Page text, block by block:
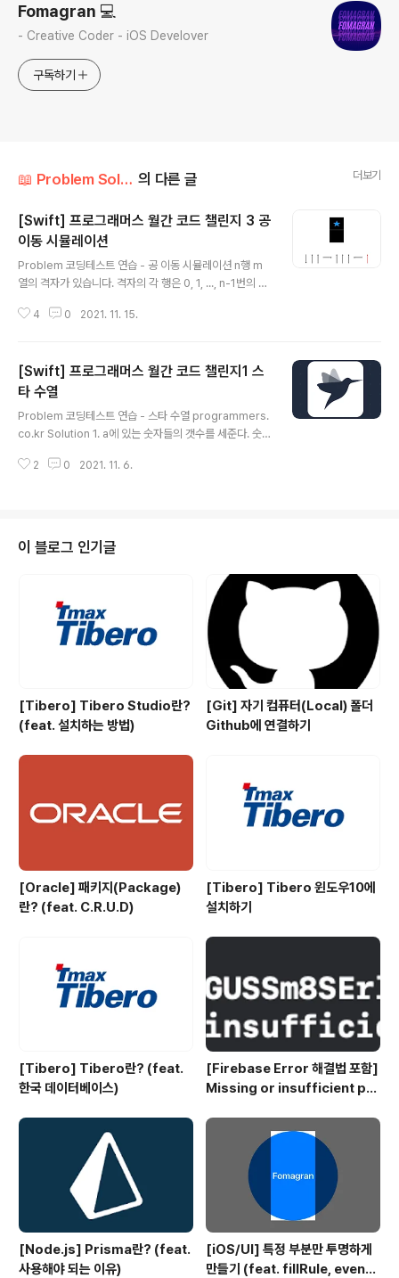
Fomagran 💻
- Creative Coder - iOS Develover
구독하기
📖 Problem Solution/Programmers 의 다른 글 더보기
[Swift] 프로그래머스 월간 코드 챌린지 3 공
이동 시뮬레이션
Problem 코딩테스트 연습 - 공 이동 시뮬레이션 n행 m
열의 격자가 있습니다. 격자의 각 행은 0, 1, ..., n-1번의 번
겨져 있습니다. 당신은 이 격자에 공을 하나 두고, 그 공에
10^9, 최대 쿼리 갯수가 20만으로 어마어마한 크기를 가
지고 있어 만약 모든 위치에서 시뮬레이션을 돌릴 경우 최
대 10^9 * 10^9 * 200000 이 됩니다. 시간초과를 피하
기 위해선 목적지에서부터 쿼리의 역순으로 되돌아가면서
다. 이론 설명 아래와 같이 목적..
4 0 2021. 11. 15.
[Swift] 프로그래머스 월간 코드 챌린지1 스
타 수열
Problem 코딩테스트 연습 - 스타 수열 programmers.
co.kr Solution 1. a에 있는 숫자들의 갯수를 세준다. 숫
여 시간 초과를 막기 위해서 입니다. func countNumber
자들의 가장 긴 부분 수열 길이를 구해준다. 간단하게 설명
하면 각 숫자들의 앞 뒤를 비교해줍니다. 만약 앞과 뒤 중
하나라도 현재 숫자와 같지 않은 숫자가 있다면 +2..
2 0 2021. 11. 6.
이 블로그 인기글
[Tibero] Tibero Studio란?
(feat. 설치하는 방법)
[Git] 자기 컴퓨터(Local) 폴더
Github에 연결하기
[Oracle] 패키지(Package)
란? (feat. C.R.U.D)
[Tibero] Tibero 윈도우10에
설치하기
[Tibero] Tibero란? (feat.
한국 데이터베이스)
[Firebase Error 해결법 포함]
Missing or insufficient per
[Node.js] Prisma란? (feat.
사용해야 되는 이유)
[iOS/UI] 특정 부분만 투명하게
만들기 (feat. fillRule, evenO